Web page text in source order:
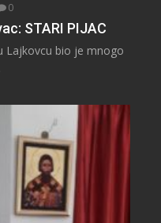
0
STARI PIJAC
Lajkovcu bio je mnogo